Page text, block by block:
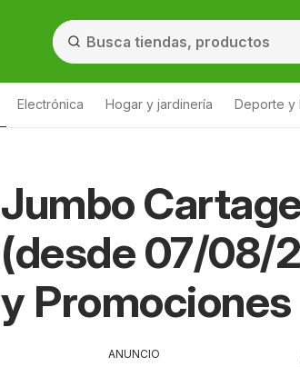
Electrónica Hogar y jardinería Deporte y
Jumbo
(desde 07/08/
y Promociones
ANUNCIO